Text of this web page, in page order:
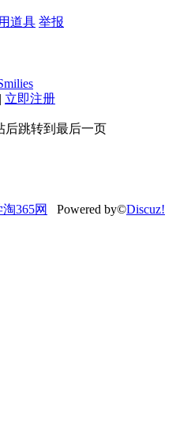
道具 举报
| 立即注册
后跳转到最后一页
淘365网 Powered by©Discuz!